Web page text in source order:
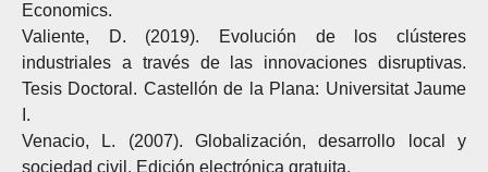
Economics.
Valiente, D. (2019). Evolución de los clústeres
industriales a través de las innovaciones disruptivas.
Tesis Doctoral. Castellón de la Plana: Universitat Jaume
I.
Venacio, L. (2007). Globalización, desarrollo local y
sociedad civil. Edición electrónica gratuita.